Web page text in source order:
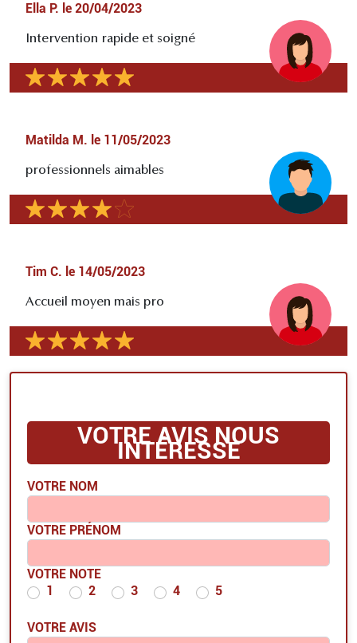
Ella P. le 20/04/2023
Intervention rapide et soigné
Matilda M. le 11/05/2023
professionnels aimables
Tim C. le 14/05/2023
Accueil moyen mais pro
VOTRE AVIS NOUS
INTÉRESSE
VOTRE NOM
VOTRE PRÉNOM
VOTRE NOTE
1
2 3 4 5
VOTRE AVIS